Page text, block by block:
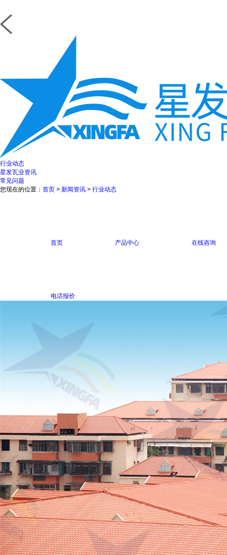
行业动态
星发瓦业资讯
常见问题
您现在的位置： 首页 > 新闻资讯 > 行业动态
首页 产品中心 在线咨询
电话报价